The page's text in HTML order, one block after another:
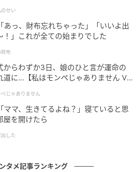
して描かれた乾一子（橋本マナ
で話題となっている。三彦は長
もしかして、一子さんも来てく
井を見上げる。しかし、三彦が
、部屋の隅で一子が静かにたた
だった。セリフは、「ウフフ
というたった8文字の笑い声のみ
を残すこの登場シーンについ
「まさか来るとは」「気付かな
」などSNSではコメントが寄せ
くも優しいこの店の日々は幕を閉
せい
っ、財布忘れちゃった」「いいよ出
！」これが全ての始まりでした
財布
からわずか3日、娘のひと言が運命の
道に…【私はモンペじゃありません Vo
じゃありません
マ、生きてるよね？」寝ていると思
屋を開けたら
した
タメ記事ランキング